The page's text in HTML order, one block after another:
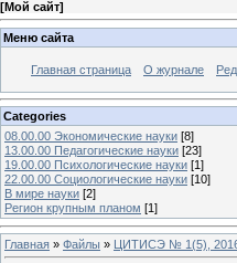
[Мой сайт]
Меню сайта
Главная страница О журнале
Categories
08.00.00 Экономические науки [8]
13.00.00 Педагогические науки [23]
19.00.00 Психологические науки [1]
22.00.00 Социологические науки [10]
В мире науки [2]
Регион крупным планом [1]
Главная » Файлы » ЦИТИСЭ № 1(5),